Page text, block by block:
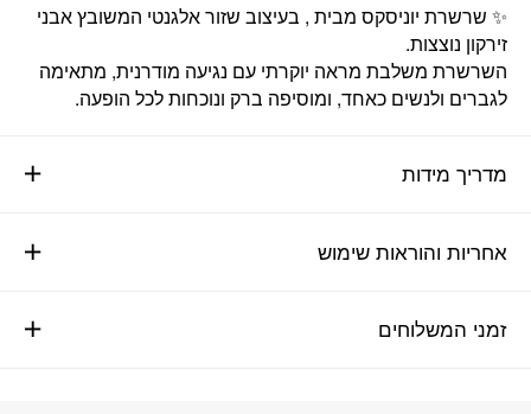
✨ שרשרת יוניסקס מבית , בעיצוב שזור אלגנטי המשובץ אבני
זירקון נוצצות.
השרשרת משלבת מראה יוקרתי עם נגיעה מודרנית, מתאימה
לגברים ולנשים כאחד, ומוסיפה ברק ונוכחות לכל הופעה.
מדריך מידות
אחריות והוראות שימוש
זמני המשלוחים